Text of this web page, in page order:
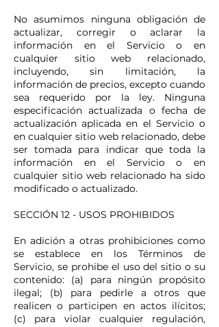
No asumimos ninguna obligación de
actualizar, corregir o aclarar la
información en el Servicio o en
cualquier sitio web relacionado,
incluyendo, sin limitación, la
información de precios, excepto cuando
sea requerido por la ley. Ninguna
especificación actualizada o fecha de
actualización aplicada en el Servicio o
en cualquier sitio web relacionado, debe
ser tomada para indicar que toda la
información en el Servicio o en
cualquier sitio web relacionado ha sido
modificado o actualizado.
SECCIÓN 12 - USOS PROHIBIDOS
En adición a otras prohibiciones como
se establece en los Términos de
Servicio, se prohibe el uso del sitio o su
contenido: (a) para ningún propósito
ilegal; (b) para pedirle a otros que
realicen o participen en actos ilícitos;
(c) para violar cualquier regulación,